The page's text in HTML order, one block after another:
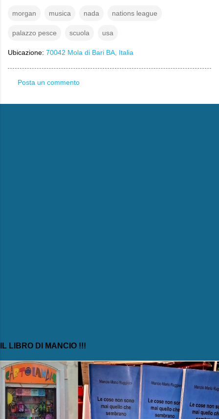
morgan musica nada nations league
palazzo pesce scuola usa
Ubicazione: 70042 Mola di Bari BA, Italia
o
Posta un commento
IL LIBRO DI MANCIO !!!